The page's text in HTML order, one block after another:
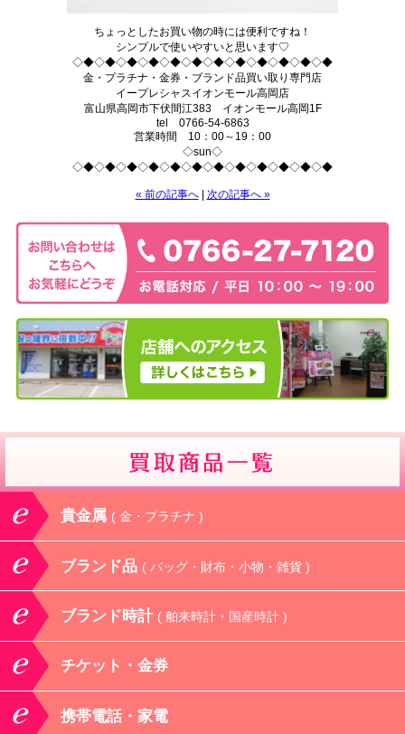
ちょっとしたお買い物の時には便利ですね！
シンプルで使いやすいと思います♡
◇◆◇◆◇◆◇◆◇◆◇◆◇◆◇◆◇◆◇◆◇◆◇◆
金・プラチナ・金券・ブランド品買い取り専門店
イープレシャスイオンモール高岡店
富山県高岡市下伏間江383 イオンモール高岡1F
tel 0766-54-6863
営業時間 10：00～19：00
◇sun◇
◇◆◇◆◇◆◇◆◇◆◇◆◇◆◇◆◇◆◇◆◇◆◇◆
« 前の記事へ| 次の記事へ »
貴金属 ( 金・プラチナ )
ブランド品 ( バッグ・財布・小物・雑貨 )
ブランド時計 ( 舶来時計・国産時計 )
チケット・金券
携帯電話・家電